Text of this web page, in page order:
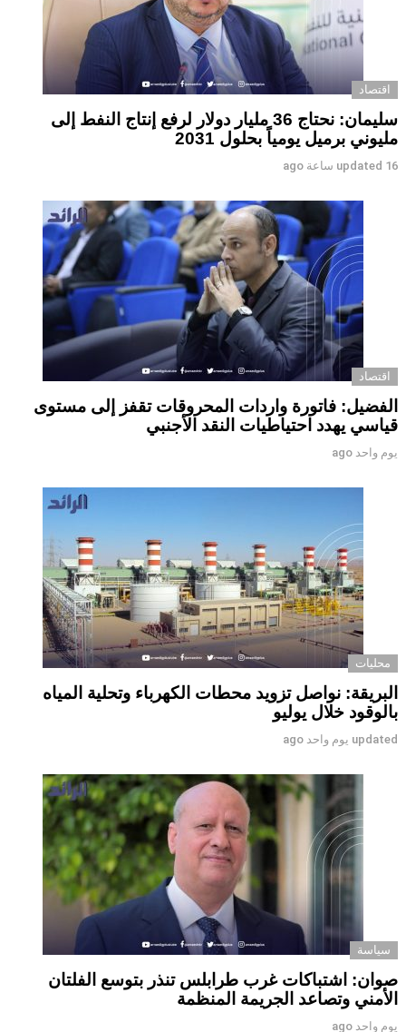
اقتصاد
سليمان: نحتاج 36 مليار دولار لرفع إنتاج النفط إلى
مليوني برميل يومياً بحلول 2031
updated 16 ساعة ago
اقتصاد
الفضيل: فاتورة واردات المحروقات تقفز إلى مستوى
قياسي يهدد احتياطيات النقد الأجنبي
يوم واحد ago
محليات
البريقة: نواصل تزويد محطات الكهرباء وتحلية المياه
بالوقود خلال يوليو
updated يوم واحد ago
سياسة
صوان: اشتباكات غرب طرابلس تنذر بتوسع الفلتان
الأمني وتصاعد الجريمة المنظمة
يوم واحد ago